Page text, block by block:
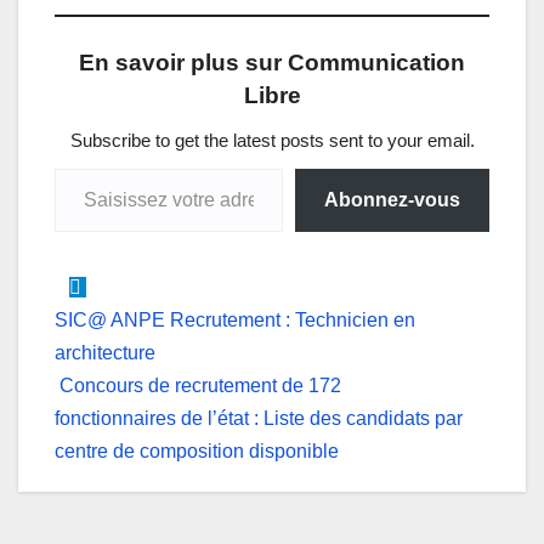
p
b
o
k
e
I
n
e
g
e
g
a
m
l
En savoir plus sur Communication
Libre
Subscribe to get the latest posts sent to your email.
Abonnez-vous
Navigation
de
l’article
SIC@ ANPE Recrutement : Technicien en
architecture
Concours de recrutement de 172
fonctionnaires de l’état : Liste des candidats par
centre de composition disponible